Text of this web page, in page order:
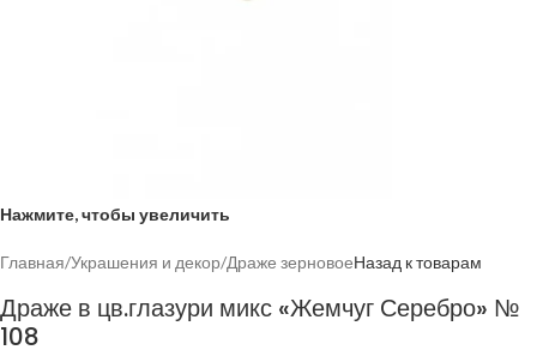
Нажмите, чтобы увеличить
Главная/Украшения и декор/Драже зерновоеНазад к товарам
Драже в цв.глазури микс «Жемчуг Серебро» №
108